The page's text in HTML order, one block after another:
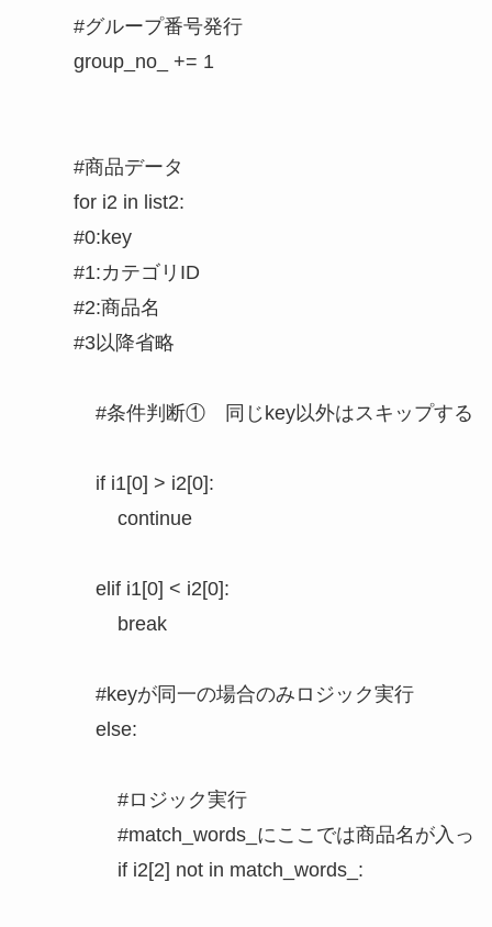
        #グループ番号発行
        group_no_ += 1
        #商品データ
        for i2 in list2:
        #0:key
        #1:カテゴリID
        #2:商品名
        #3以降省略
#条件判断①　同じkey以外はスキップする
            if i1[0] > i2[0]:
                continue
            elif i1[0] < i2[0]:
                break
            #keyが同一の場合のみロジック実行
            else:
                #ロジック実行
#match_words_にここでは商品名が入
                if i2[2] not in match_words_: